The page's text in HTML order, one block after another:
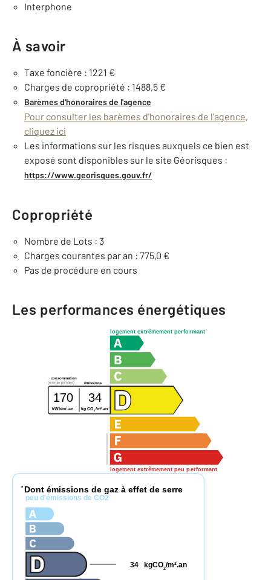
Interphone
À savoir
Taxe foncière : 1221 €
Charges de copropriété : 1488,5 €
Barèmes d'honoraires de l'agence
Pour consulter les barèmes d'honoraires de l'agence,
cliquez ici
Les informations sur les risques auxquels ce bien est
exposé sont disponibles sur le site Géorisques :
https://www.georisques.gouv.fr/
Copropriété
Nombre de Lots : 3
Charges courantes par an : 775,0 €
Pas de procédure en cours
Les performances énergétiques
logement extrêmement performant
logement extrêmement peu performant
consommation
émissions
(énergie primaire)
170 34
kWh/m2.an kg CO2 /m2 .an
* Dont émissions de gaz à effet de serre
peu d'émissions de CO2
kgCO2/m2.an
34